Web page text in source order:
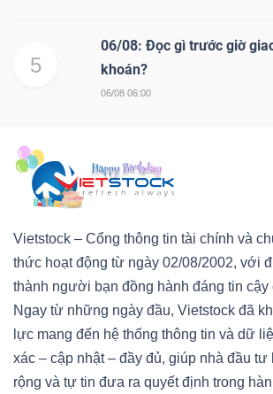
5
06/08: Đọc gì trước giờ
khoán?
06/08 06:00
Vietstock – Cổng thông tin tài chính và
thức hoạt động từ ngày 02/08/2002, với
thành người bạn đồng hành đáng tin cậy
Ngay từ những ngày đầu, Vietstock đã
lực mang đến hệ thống thông tin và dữ
xác – cập nhật – đầy đủ, giúp nhà đầu tư
rộng và tự tin đưa ra quyết định trong